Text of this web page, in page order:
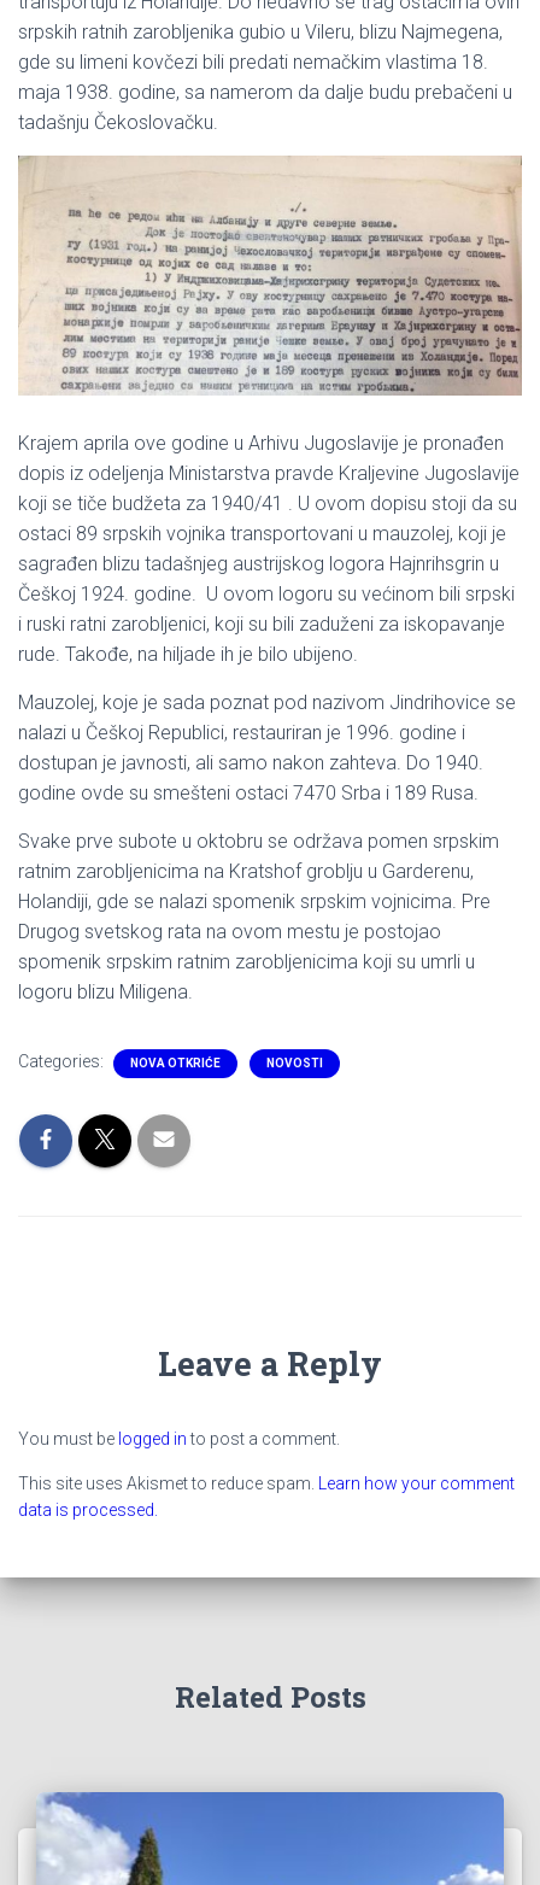
srpskih ratnih zarobljenika gubio u Vileru, blizu Najmegena,
gde su limeni kovčezi bili predati nemačkim vlastima 18.
maja 1938. godine, sa namerom da dalje budu prebačeni u
tadašnju Čekoslovačku.
Krajem aprila ove godine u Arhivu Jugoslavije je pronađen
dopis iz odeljenja Ministarstva pravde Kraljevine Jugoslavije
koji se tiče budžeta za 1940/41 . U ovom dopisu stoji da su
ostaci 89 srpskih vojnika transportovani u mauzolej, koji je
sagrađen blizu tadašnjeg austrijskog logora Hajnrihsgrin u
Češkoj 1924. godine. U ovom logoru su većinom bili srpski
i ruski ratni zarobljenici, koji su bili zaduženi za iskopavanje
rude. Takođe, na hiljade ih je bilo ubijeno.
Mauzolej, koje je sada poznat pod nazivom Jindrihovice se
nalazi u Češkoj Republici, restauriran je 1996. godine i
dostupan je javnosti, ali samo nakon zahteva. Do 1940.
godine ovde su smešteni ostaci 7470 Srba i 189 Rusa.
Svake prve subote u oktobru se održava pomen srpskim
ratnim zarobljenicima na Kratshof groblju u Garderenu,
Holandiji, gde se nalazi spomenik srpskim vojnicima. Pre
Drugog svetskog rata na ovom mestu je postojao
spomenik srpskim ratnim zarobljenicima koji su umrli u
logoru blizu Miligena.
Categories: NOVA OTKRIĆE NOVOSTI
Leave a Reply
You must be logged into post a comment.
This site uses Akismet to reduce spam. Learn how your comment
data is processed.
Related Posts